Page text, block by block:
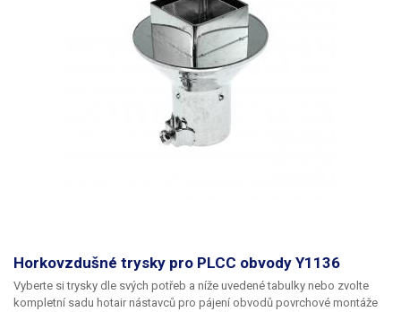
Horkovzdušné trysky pro PLCC obvody Y1136
Vyberte si trysky dle svých potřeb a níže uvedené tabulky nebo zvolte
kompletní sadu hotair nástavců pro pájení obvodů povrchové montáže